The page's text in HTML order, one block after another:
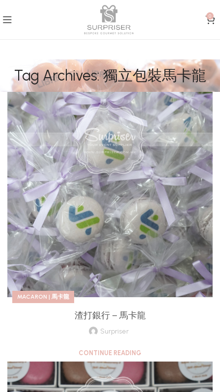
0
Tag Archives: 獨立包裝馬卡龍
MACARON | 馬卡龍
渣打銀行 – 馬卡龍
Surpriser
CONTINUE READING